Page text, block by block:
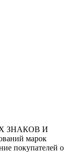
ЗНАКОВ И
марок
покупателей о